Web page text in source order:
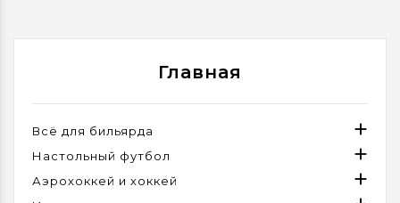
Главная
Всё для бильярда 
Настольный футбол 
Аэрохоккей и хоккей 